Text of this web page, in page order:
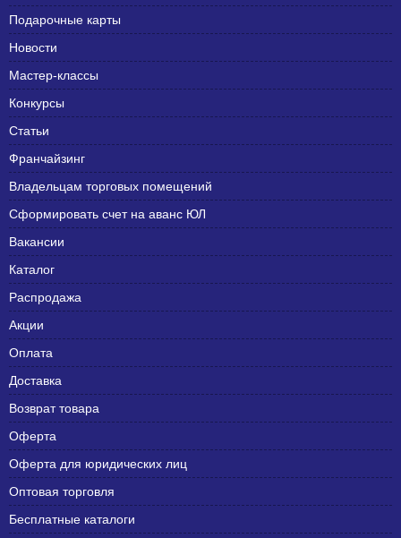
Подарочные карты
Новости
Мастер-классы
Конкурсы
Статьи
Франчайзинг
Владельцам торговых помещений
Сформировать счет на аванс ЮЛ
Вакансии
Каталог
Распродажа
Акции
Оплата
Доставка
Возврат товара
Оферта
Оферта для юридических лиц
Оптовая торговля
Бесплатные каталоги